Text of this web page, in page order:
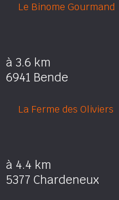
Le Binome Gourmand
à 3.6 km
6941 Bende
La Ferme des Oliviers
à 4.4 km
5377 Chardeneux